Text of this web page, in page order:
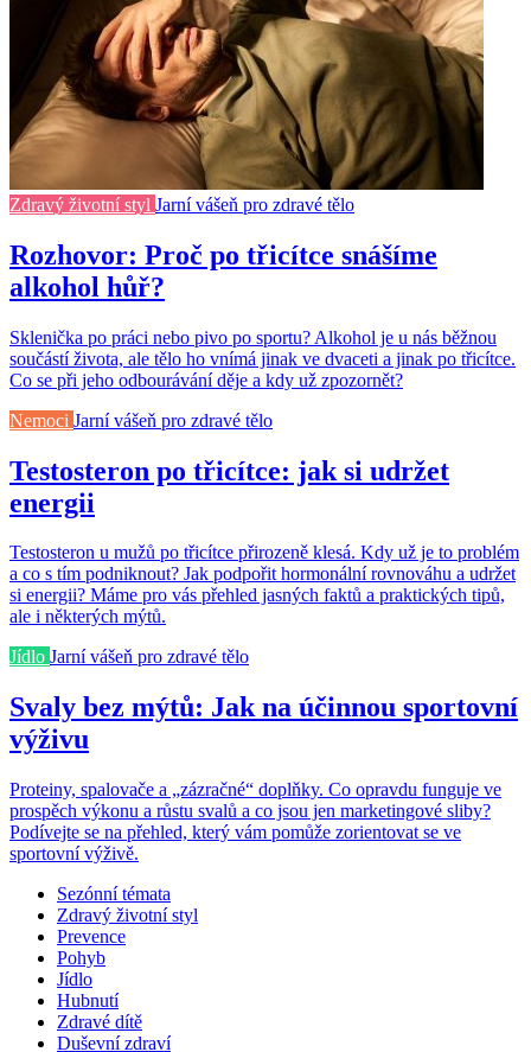
Zdravý životní styl Jarní vášeň pro zdravé tělo
Rozhovor: Proč po třicítce snášíme
alkohol hůř?
Sklenička po práci nebo pivo po sportu? Alkohol je u nás běžnou
součástí života, ale tělo ho vnímá jinak ve dvaceti a jinak po třicítce.
Co se při jeho odbourávání děje a kdy už zpozornět?
Nemoci Jarní vášeň pro zdravé tělo
Testosteron po třicítce: jak si udržet
energii
Testosteron u mužů po třicítce přirozeně klesá. Kdy už je to problém
a co s tím podniknout? Jak podpořit hormonální rovnováhu a udržet
si energii? Máme pro vás přehled jasných faktů a praktických tipů,
ale i některých mýtů.
Jídlo Jarní vášeň pro zdravé tělo
Svaly bez mýtů: Jak na účinnou sportovní
výživu
Proteiny, spalovače a „zázračné“ doplňky. Co opravdu funguje ve
prospěch výkonu a růstu svalů a co jsou jen marketingové sliby?
Podívejte se na přehled, který vám pomůže zorientovat se ve
sportovní výživě.
Sezónní témata
Zdravý životní styl
Prevence
Pohyb
Jídlo
Hubnutí
Zdravé dítě
Duševní zdraví